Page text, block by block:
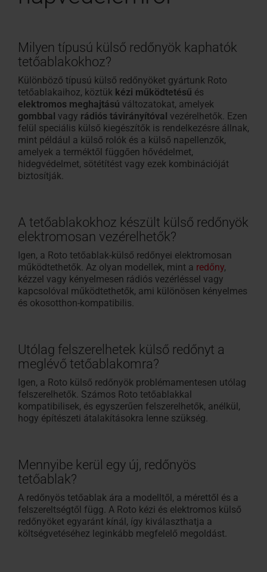
Milyen típusú külső redőnyök kaphatók
tetőablakokhoz?
Különböző típusú külső redőnyöket gyártunk Roto
tetőablakaihoz, köztük kézi működtetésű és
elektromos meghajtású változatokat, amelyek
gombbal vagy rádiós távirányítóval vezérelhetők. Ezen
felül speciális külső kiegészítők is rendelkezésre állnak,
mint például a külső rolók és a külső napellenzők,
amelyek a terméktől függően hővédelmet,
hidegvédelmet, sötétítést vagy ezek kombinációját
biztosítják.
A tetőablakokhoz készült külső redőnyök
elektromosan vezérelhetők?
Igen, a Roto tetőablak-külső redőnyei elektromosan
működtethetők. Az olyan modellek, mint a redőny,
kézzel vagy kényelmesen rádiós vezérléssel vagy
kapcsolóval működtethetők, ami különösen kényelmes
és okosotthon-kompatibilis.
Utólag felszerelhetek külső redőnyt a
meglévő tetőablakomra?
Igen, a Roto külső redőnyök problémamentesen utólag
felszerelhetők. Számos Roto tetőablakkal
kompatibilisek, és egyszerűen felszerelhetők, anélkül,
hogy építészeti átalakításokra lenne szükség.
Mennyibe kerül egy új, redőnyös
tetőablak?
A redőnyös tetőablak ára a modelltől, a mérettől és a
felszereltségtől függ. A Roto kézi és elektromos külső
redőnyöket egyaránt kínál, így kiválaszthatja a
költségvetéséhez leginkább megfelelő megoldást.